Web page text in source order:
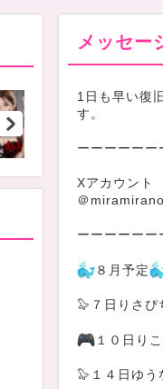
メッセー
1日も早い復
す。
ーーーーーー
Xアカウント
＠
ーーーーーー
８月予定
🦭７日りさぴ
１０日り
🦭１４日ゆう